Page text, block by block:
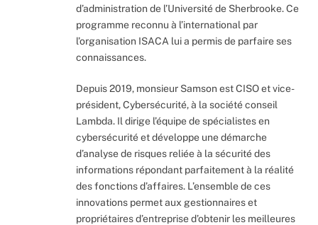
d’administration de l’Université de Sherbrooke. Ce
programme reconnu à l’international par
l’organisation ISACA lui a permis de parfaire ses
connaissances.
Depuis 2019, monsieur Samson est CISO et vice-
président, Cybersécurité, à la société conseil
Lambda. Il dirige l’équipe de spécialistes en
cybersécurité et développe une démarche
d’analyse de risques reliée à la sécurité des
informations répondant parfaitement à la réalité
des fonctions d’affaires. L’ensemble de ces
innovations permet aux gestionnaires et
propriétaires d’entreprise d’obtenir les meilleures